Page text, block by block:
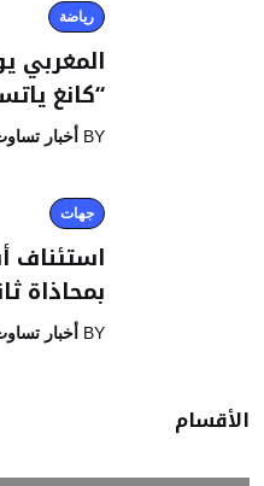
رياضة
المغربي
“كانغ
BY أخبار
جهات
استئناف
بمحاذاة
BY أخبار
الأقسام